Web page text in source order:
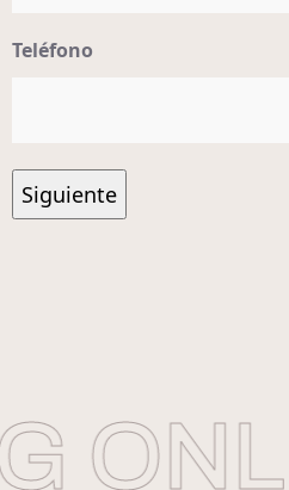
Teléfono